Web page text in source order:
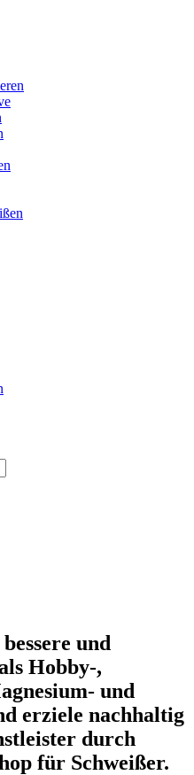
und
Hobby-,
und
erziele nachhaltig
durch
für Schweißer.